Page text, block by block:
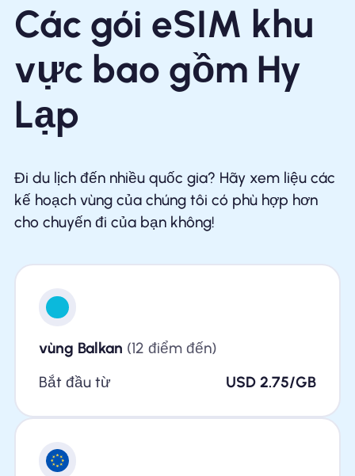
Các gói eSIM khu
vực bao gồm Hy
Lạp
Đi du lịch đến nhiều quốc gia? Hãy xem liệu các
kế hoạch vùng của chúng tôi có phù hợp hơn
cho chuyến đi của bạn không!
vùng Balkan (12 điểm đến)
Bắt đầu từ
USD 2.75/GB